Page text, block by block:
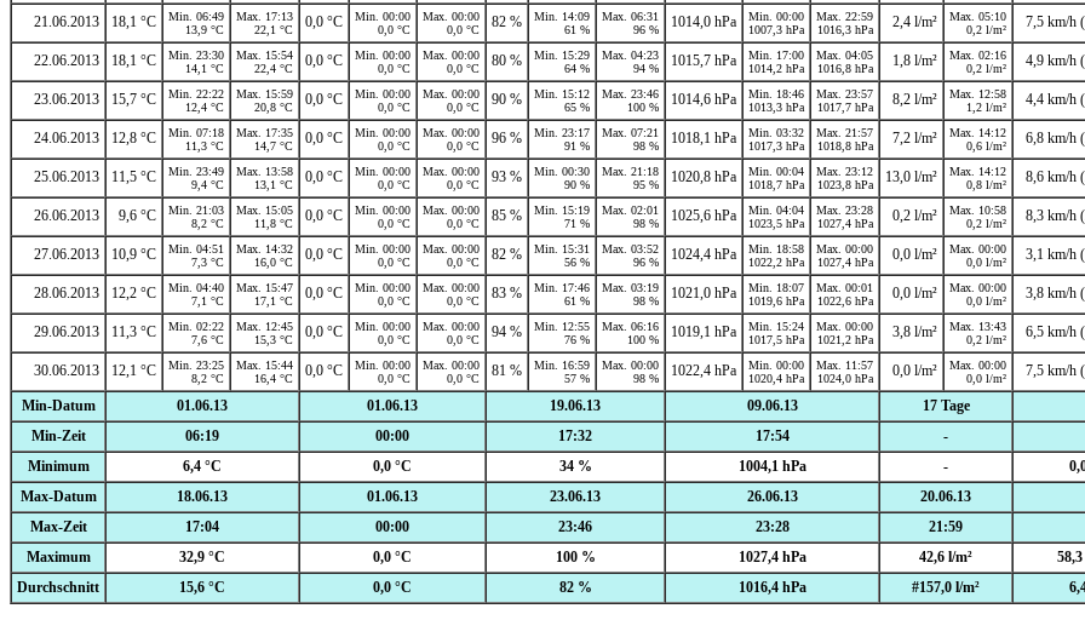
21.06.2013 18,1 °C
Min. 06:49
13,9 °C
Max. 17:13
22,1 °C
0,0 °C
Min. 00:00
0,0 °C
Max. 00:00
0,0 °C
82 %
Min. 14:09
61 %
Max. 06:31
96 %
1014,0 hPa
Min. 00:00
1007,3 hPa
Max. 22:59
1016,3 hPa
2,4 l/m²
Max. 05:10
0,2 l/m²
7,5 km/h
22.06.2013 18,1 °C
Min. 23:30
14,1 °C
Max. 15:54
22,4 °C
0,0 °C
Min. 00:00
0,0 °C
Max. 00:00
0,0 °C
80 %
Min. 15:29
64 %
Max. 04:23
94 %
1015,7 hPa
Min. 17:00
1014,2 hPa
Max. 04:05
1016,8 hPa
1,8 l/m²
Max. 02:16
0,2 l/m²
4,9 km/h
23.06.2013 15,7 °C
Min. 22:22
12,4 °C
Max. 15:59
20,8 °C
0,0 °C
Min. 00:00
0,0 °C
Max. 00:00
0,0 °C
90 %
Min. 15:12
65 %
Max. 23:46
100 %
1014,6 hPa
Min. 18:46
1013,3 hPa
Max. 23:57
1017,7 hPa
8,2 l/m²
Max. 12:58
1,2 l/m²
4,4 km/h
24.06.2013 12,8 °C
Min. 07:18
11,3 °C
Max. 17:35
14,7 °C
0,0 °C
Min. 00:00
0,0 °C
Max. 00:00
0,0 °C
96 %
Min. 23:17
91 %
Max. 07:21
98 %
1018,1 hPa
Min. 03:32
1017,3 hPa
Max. 21:57
1018,8 hPa
7,2 l/m²
Max. 14:12
0,6 l/m²
6,8 km/h
25.06.2013 11,5 °C
Min. 23:49
9,4 °C
Max. 13:58
13,1 °C
0,0 °C
Min. 00:00
0,0 °C
Max. 00:00
0,0 °C
93 %
Min. 00:30
90 %
Max. 21:18
95 %
1020,8 hPa
Min. 00:04
1018,7 hPa
Max. 23:12
1023,8 hPa
13,0 l/m²
Max. 14:12
0,8 l/m²
8,6 km/h
26.06.2013 9,6 °C
Min. 21:03
8,2 °C
Max. 15:05
11,8 °C
0,0 °C
Min. 00:00
0,0 °C
Max. 00:00
0,0 °C
85 %
Min. 15:19
71 %
Max. 02:01
98 %
1025,6 hPa
Min. 04:04
1023,5 hPa
Max. 23:28
1027,4 hPa
0,2 l/m²
Max. 10:58
0,2 l/m²
8,3 km/h
27.06.2013 10,9 °C
Min. 04:51
7,3 °C
Max. 14:32
16,0 °C
0,0 °C
Min. 00:00
0,0 °C
Max. 00:00
0,0 °C
82 %
Min. 15:31
56 %
Max. 03:52
96 %
1024,4 hPa
Min. 18:58
1022,2 hPa
Max. 00:00
1027,4 hPa
0,0 l/m²
Max. 00:00
0,0 l/m²
3,1 km/h
28.06.2013 12,2 °C
Min. 04:40
7,1 °C
Max. 15:47
17,1 °C
0,0 °C
Min. 00:00
0,0 °C
Max. 00:00
0,0 °C
83 %
Min. 17:46
61 %
Max. 03:19
98 %
1021,0 hPa
Min. 18:07
1019,6 hPa
Max. 00:01
1022,6 hPa
0,0 l/m²
Max. 00:00
0,0 l/m²
3,8 km/h
29.06.2013 11,3 °C
Min. 02:22
7,6 °C
Max. 12:45
15,3 °C
0,0 °C
Min. 00:00
0,0 °C
Max. 00:00
0,0 °C
94 %
Min. 12:55
76 %
Max. 06:16
100 %
1019,1 hPa
Min. 15:24
1017,5 hPa
Max. 00:00
1021,2 hPa
3,8 l/m²
Max. 13:43
0,2 l/m²
6,5 km/h
30.06.2013 12,1 °C
Min. 23:25
8,2 °C
Max. 15:44
16,4 °C
0,0 °C
Min. 00:00
0,0 °C
Max. 00:00
0,0 °C
81 %
Min. 16:59
57 %
Max. 00:00
98 %
1022,4 hPa
Min. 00:00
1020,4 hPa
Max. 11:57
1024,0 hPa
0,0 l/m²
Max. 00:00
0,0 l/m²
7,5 km/h
Min-Datum 01.06.13 01.06.13 19.06.13 09.06.13 17 Tage
Min-Zeit
06:19 00:00 17:32 17:54 -
Minimum
6,4 °C 0,0 °C 34 % 1004,1 hPa -
Max-Datum
18.06.13 01.06.13 23.06.13 26.06.13 20.06.13
Max-Zeit
17:04 00:00 23:46 23:28 21:59
Maximum
32,9 °C 0,0 °C 100 % 1027,4 hPa 42,6 l/m²
Durchschnitt
15,6 °C 0,0 °C 82 % 1016,4 hPa #157,0 l/m²